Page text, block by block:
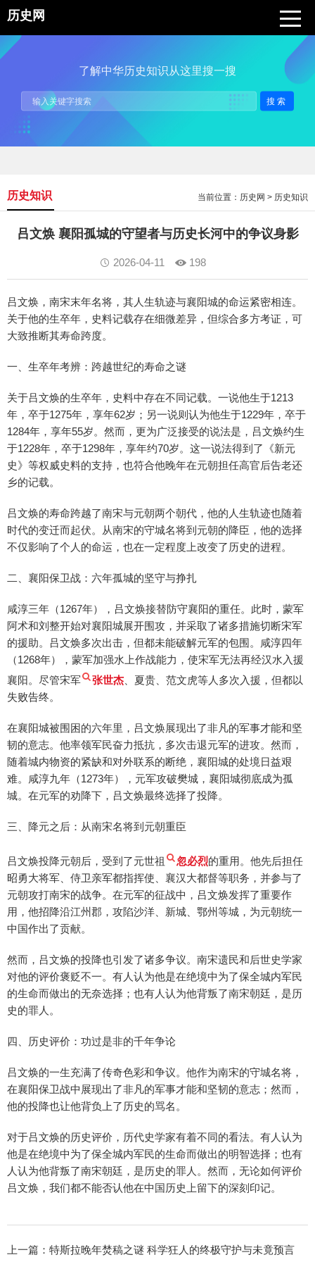
历史网
了解中华历史知识从这里搜一搜
搜索
当前位置： 历史网 > 历史知识
历史知识
吕文焕 襄阳孤城的守望者与历史长河中的争议身影
2026-04-11 198
吕文焕，南宋末年名将，其人生轨迹与襄阳城的命运紧密相连。
关于他的生卒年，史料记载存在细微差异，但综合多方考证，可
大致推断其寿命跨度。
一、生卒年考辨：跨越世纪的寿命之谜
关于吕文焕的生卒年，史料中存在不同记载。一说他生于1213
年，卒于1275年，享年62岁；另一说则认为他生于1229年，卒于
1284年，享年55岁。然而，更为广泛接受的说法是，吕文焕约生
于1228年，卒于1298年，享年约70岁。这一说法得到了《新元
史》等权威史料的支持，也符合他晚年在元朝担任高官后告老还
乡的记载。
吕文焕的寿命跨越了南宋与元朝两个朝代，他的人生轨迹也随着
时代的变迁而起伏。从南宋的守城名将到元朝的降臣，他的选择
不仅影响了个人的命运，也在一定程度上改变了历史的进程。
二、襄阳保卫战：六年孤城的坚守与挣扎
咸淳三年（1267年），吕文焕接替防守襄阳的重任。此时，蒙军
阿术和刘整开始对襄阳城展开围攻，并采取了诸多措施切断宋军
的援助。吕文焕多次出击，但都未能破解元军的包围。咸淳四年
（1268年），蒙军加强水上作战能力，使宋军无法再经汉水入援
襄阳。尽管宋军
张世杰 、夏贵、范文虎等人多次入援，但都以
失败告终。
在襄阳城被围困的六年里，吕文焕展现出了非凡的军事才能和坚
韧的意志。他率领军民奋力抵抗，多次击退元军的进攻。然而，
随着城内物资的紧缺和对外联系的断绝，襄阳城的处境日益艰
难。咸淳九年（1273年），元军攻破樊城，襄阳城彻底成为孤
城。在元军的劝降下，吕文焕最终选择了投降。
三、降元之后：从南宋名将到元朝重臣
吕文焕投降元朝后，受到了元世祖 忽必烈的重用。他先后担任
昭勇大将军、侍卫亲军都指挥使、襄汉大都督等职务，并参与了
元朝攻打南宋的战争。在元军的征战中，吕文焕发挥了重要作
用，他招降沿江州郡，攻陷沙洋、新城、鄂州等城，为元朝统一
中国作出了贡献。
然而，吕文焕的投降也引发了诸多争议。南宋遗民和后世史学家
对他的评价褒贬不一。有人认为他是在绝境中为了保全城内军民
的生命而做出的无奈选择；也有人认为他背叛了南宋朝廷，是历
史的罪人。
四、历史评价：功过是非的千年争论
吕文焕的一生充满了传奇色彩和争议。他作为南宋的守城名将，
在襄阳保卫战中展现出了非凡的军事才能和坚韧的意志；然而，
他的投降也让他背负上了历史的骂名。
对于吕文焕的历史评价，历代史学家有着不同的看法。有人认为
他是在绝境中为了保全城内军民的生命而做出的明智选择；也有
人认为他背叛了南宋朝廷，是历史的罪人。然而，无论如何评价
吕文焕，我们都不能否认他在中国历史上留下的深刻印记。
上一篇： 特斯拉晚年焚稿之谜 科学狂人的终极守护与未竟预言